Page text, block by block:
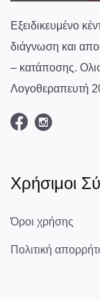
Εξειδικευμένο
διάγνωση και
– κατάποσης.
Λογοθεραπευτή
Χρήσιμοι
Όροι χρήσης
Πολιτική